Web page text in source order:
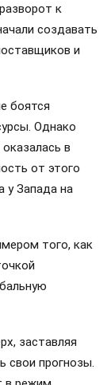
к
создавать
и
боятся
Однако
в
от этого
у Запада на
того, как
заставляя
свои прогнозы.